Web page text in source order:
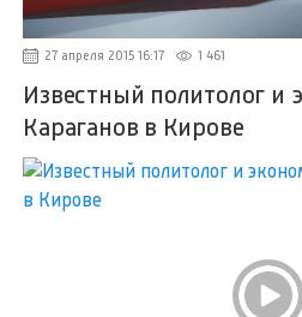
27 апреля 2015 16:17 1 461
Известный политолог и
Караганов в Кирове